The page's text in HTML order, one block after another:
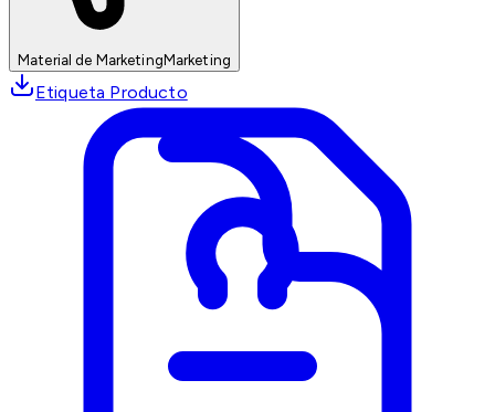
Material de MarketingMarketing
Etiqueta Producto